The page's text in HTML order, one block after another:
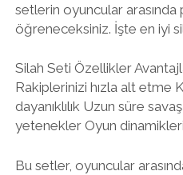
setlerin oyuncular
öğreneceksiniz. İşte en iyi
Silah Seti Özellikler
Rakiplerinizi hızla alt etme
dayanıklılık Uzun süre
yetenekler Oyun
Bu setler, oyuncular